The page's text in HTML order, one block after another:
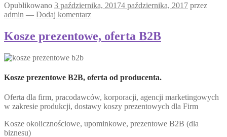
Opublikowano 3 października, 20174 października, 2017 przez
admin — Dodaj komentarz
Kosze prezentowe, oferta B2B
Kosze prezentowe B2B, oferta od producenta.
Oferta dla firm, pracodawców, korporacji, agencji marketingowych
w zakresie produkcji, dostawy koszy prezentowych dla Firm
Kosze okolicznościowe, upominkowe, prezentowe B2B (dla
biznesu)